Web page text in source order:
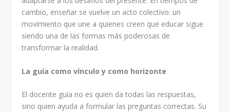
cambio, enseñar se vuelve un acto colectivo: un
movimiento que une a quienes creen que educar sigue
siendo una de las formas más poderosas de
transformar la realidad.
La guía como vínculo y como horizonte
El docente guía no es quien da todas las respuestas,
sino quien ayuda a formular las preguntas correctas. Su